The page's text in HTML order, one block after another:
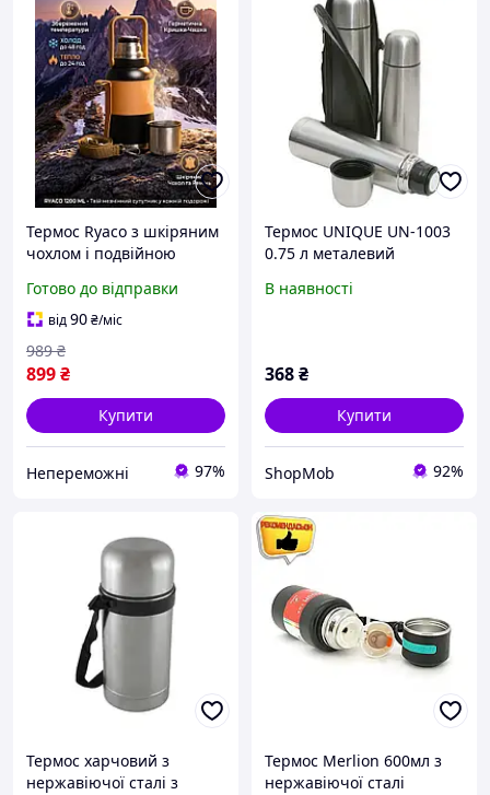
Термос Ryaco з шкіряним
чохлом і подвійною
збереження температури
9612-DS
Готово до відправки
від90₴/міс
899₴
989 ₴
Купити
Непереможні 97%
Термос UNIQUE UN-1003
0.75 л металевий
стінками для подорожей і
В наявності
368₴
Купити
ShopMob 92%
Термос харчовий з
нержавіючої сталі з
Термос Merlion 600мл з
нержавіючої сталі